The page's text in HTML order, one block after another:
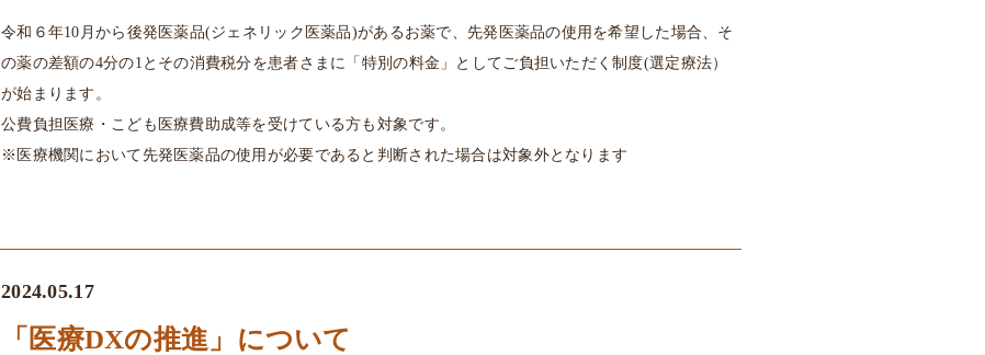
令和６年10月から後発医薬品(ジェネリック医薬品)があるお薬で、先発医薬品の使用を希望した場合、そ
の薬の差額の4分の1とその消費税分を患者さまに「特別の料金」としてご負担いただく制度(選定療法）
が始まります。
公費負担医療・こども医療費助成等を受けている方も対象です。
※医療機関において先発医薬品の使用が必要であると判断された場合は対象外となります
2024.05.17
「医療DXの推進」について